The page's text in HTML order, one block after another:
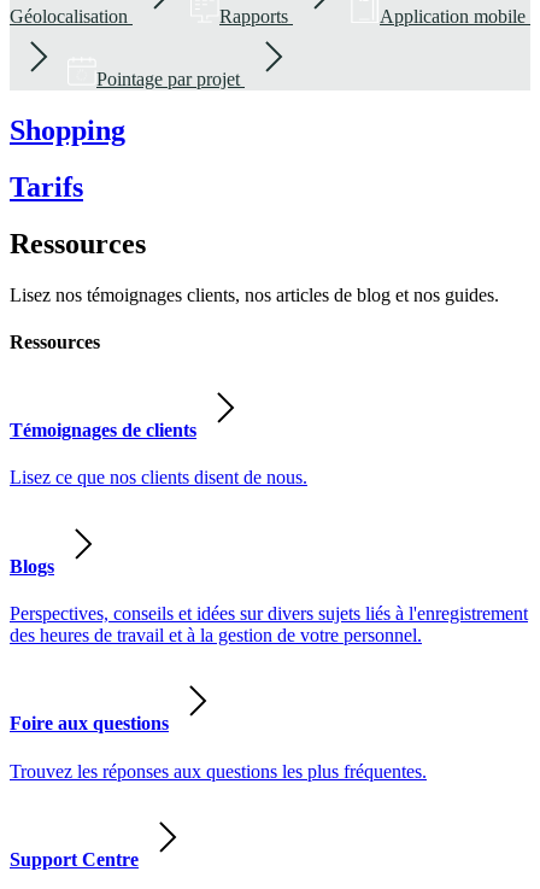
Géolocalisation Rapports Application mobile
Pointage par projet
Shopping
Tarifs
Ressources
Lisez nos témoignages clients, nos articles de blog et nos guides.
Ressources
Témoignages de clients
Lisez ce que nos clients disent de nous.
Blogs
Perspectives, conseils et idées sur divers sujets liés à l'enregistrement
des heures de travail et à la gestion de votre personnel.
Foire aux questions
Trouvez les réponses aux questions les plus fréquentes.
Support Centre